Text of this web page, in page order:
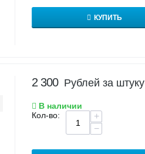
КУПИТЬ
2 300 Рублей за штуку
В наличии
Кол-во:
+
−